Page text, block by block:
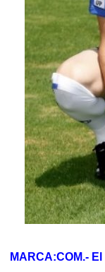
MARCA:COM.-